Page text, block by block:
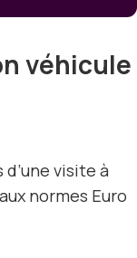
véhicule
visite à
normes Euro